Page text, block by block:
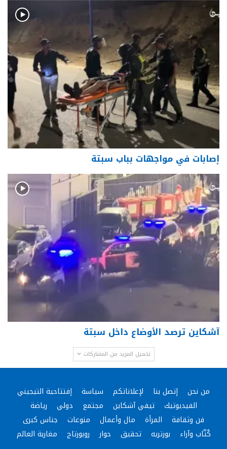
إصابات في مواجهات بباب سبتة
آشكاين ترصد الأوضاع داخل سبتة
تحميل المزيد من المشاركات
من نحن إتصل بنا لإعلاناتكم سياسة
إفتتاحية التيجيني
الفيديوتيك
تيفي آشكاين مجتمع دولي
رياضة
فن وثقافة
المرأة مال وأعمال منوعات
جناس كبرى
كُتّاب وآراء
بورتريه تحقيق حوار روبورتاج مغاربة العالم